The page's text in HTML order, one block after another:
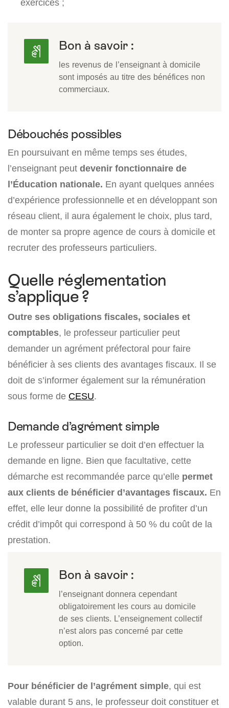
exercices ;
Bon à savoir :
les revenus de l’enseignant à domicile
sont imposés au titre des bénéfices non
commerciaux.
Débouchés possibles
En poursuivant en même temps ses études,
l’enseignant peut devenir fonctionnaire de
l’Éducation nationale. En ayant quelques années
d’expérience professionnelle et en développant son
réseau client, il aura également le choix, plus tard,
de monter sa propre agence de cours à domicile et
recruter des professeurs particuliers.
Quelle réglementation
s’applique ?
Outre ses obligations fiscales, sociales et
comptables, le professeur particulier peut
demander un agrément préfectoral pour faire
bénéficier à ses clients des avantages fiscaux. Il se
doit de s’informer également sur la rémunération
sous forme de CESU.
Demande d’agrément simple
Le professeur particulier se doit d’en effectuer la
demande en ligne. Bien que facultative, cette
démarche est recommandée parce qu’elle permet
aux clients de bénéficier d’avantages fiscaux. En
effet, elle leur donne la possibilité de profiter d’un
crédit d’impôt qui correspond à 50 % du coût de la
prestation.
Bon à savoir :
l’enseignant donnera cependant
obligatoirement les cours au domicile
de ses clients. L’enseignement collectif
n’est alors pas concerné par cette
option.
Pour bénéficier de l’agrément simple, qui est
valable durant 5 ans, le professeur doit constituer et